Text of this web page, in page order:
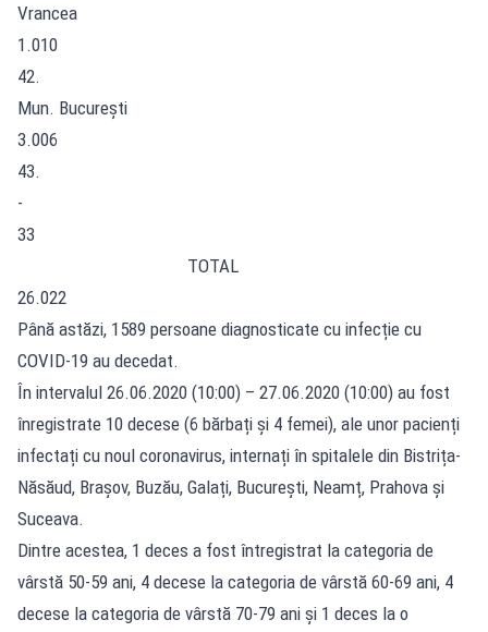
Vrancea
1.010
42.
Mun. București
3.006
43.
-
33
TOTAL
26.022
Până astăzi, 1589 persoane diagnosticate cu infecție cu
COVID-19 au decedat.
În intervalul 26.06.2020 (10:00) – 27.06.2020 (10:00) au fost
înregistrate 10 decese (6 bărbați și 4 femei), ale unor pacienți
infectați cu noul coronavirus, internați în spitalele din Bistrița-
Năsăud, Brașov, Buzău, Galați, București, Neamț, Prahova și
Suceava.
Dintre acestea, 1 deces a fost întregistrat la categoria de
vârstă 50-59 ani, 4 decese la categoria de vârstă 60-69 ani, 4
decese la categoria de vârstă 70-79 ani și 1 deces la o